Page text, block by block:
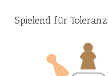
Spielend für Toleranz